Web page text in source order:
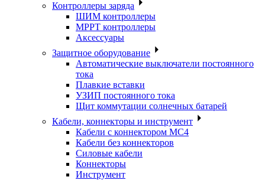
Контроллеры заряда
ШИМ контроллеры
МРРТ контроллеры
Аксессуары
Защитное оборудование
Автоматические выключатели постоянного
тока
Плавкие вставки
УЗИП постоянного тока
Щит коммутации солнечных батарей
Кабели, коннекторы и инструмент
Кабели с коннектором МС4
Кабели без коннекторов
Силовые кабели
Коннекторы
Инструмент